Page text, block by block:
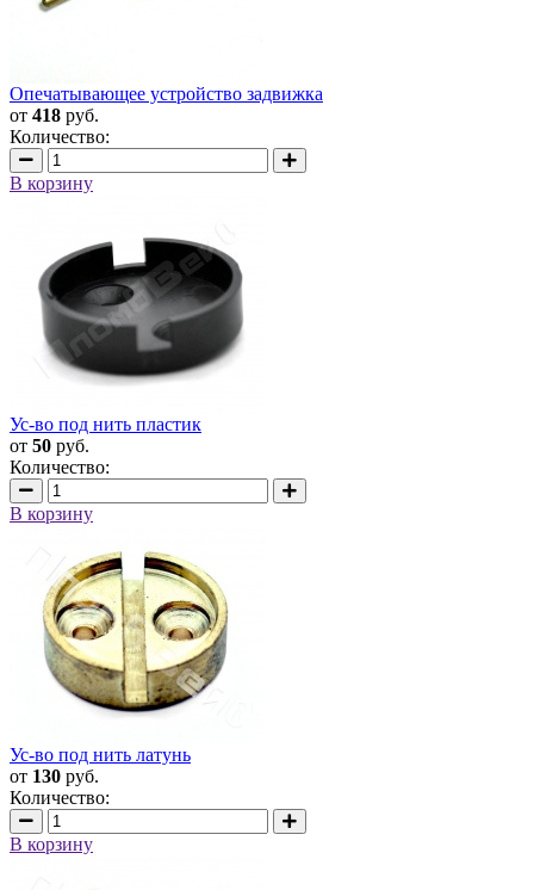
Опечатывающее устройство задвижка
от 418 руб.
Количество:
В корзину
Ус-во под нить пластик
от 50 руб.
Количество:
В корзину
Ус-во под нить латунь
от 130 руб.
Количество:
В корзину